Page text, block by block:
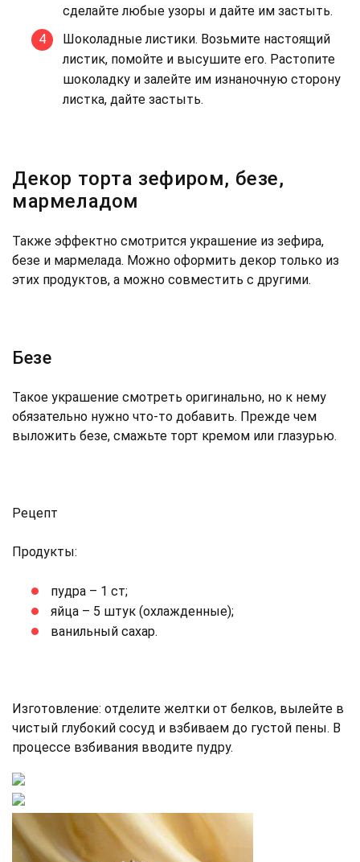
сделайте любые узоры и дайте им застыть.
Шоколадные листики. Возьмите настоящий
листик, помойте и высушите его. Растопите
шоколадку и залейте им изнаночную сторону
листка, дайте застыть.
Декор торта зефиром, безе,
мармеладом
Также эффектно смотрится украшение из зефира,
безе и мармелада. Можно оформить декор только из
этих продуктов, а можно совместить с другими.
Безе
Такое украшение смотреть оригинально, но к нему
обязательно нужно что-то добавить. Прежде чем
выложить безе, смажьте торт кремом или глазурью.
Рецепт
Продукты:
пудра – 1 ст;
яйца – 5 штук (охлажденные);
ванильный сахар.
Изготовление: отделите желтки от белков, вылейте в
чистый глубокий сосуд и взбиваем до густой пены. В
процессе взбивания вводите пудру.